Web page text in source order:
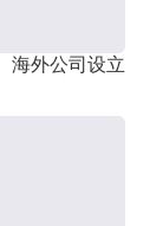
海外公司设立